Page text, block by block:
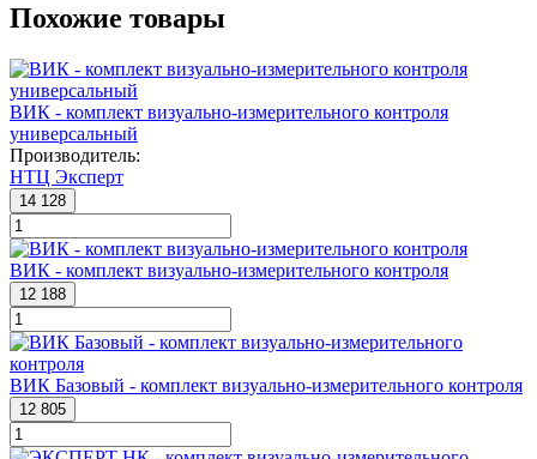
Похожие товары
ВИК - комплект визуально-измерительного контроля
универсальный
Производитель:
НТЦ Эксперт
14 128
ВИК - комплект визуально-измерительного контроля
12 188
ВИК Базовый - комплект визуально-измерительного контроля
12 805